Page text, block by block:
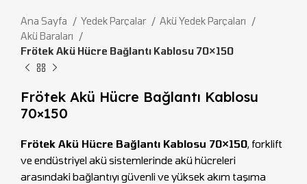
Ana Sayfa Yedek Parçalar
Akü Yedek Parçaları
Akü Baraları
Frötek Akü Hücre Bağlantı Kablosu 70×150
Frötek Akü Hücre Bağlantı Kablosu
70×150
Frötek Akü Hücre Bağlantı Kablosu 70×150, forklift
ve endüstriyel akü sistemlerinde akü hücreleri
arasındaki bağlantıyı güvenli ve yüksek akım taşıma